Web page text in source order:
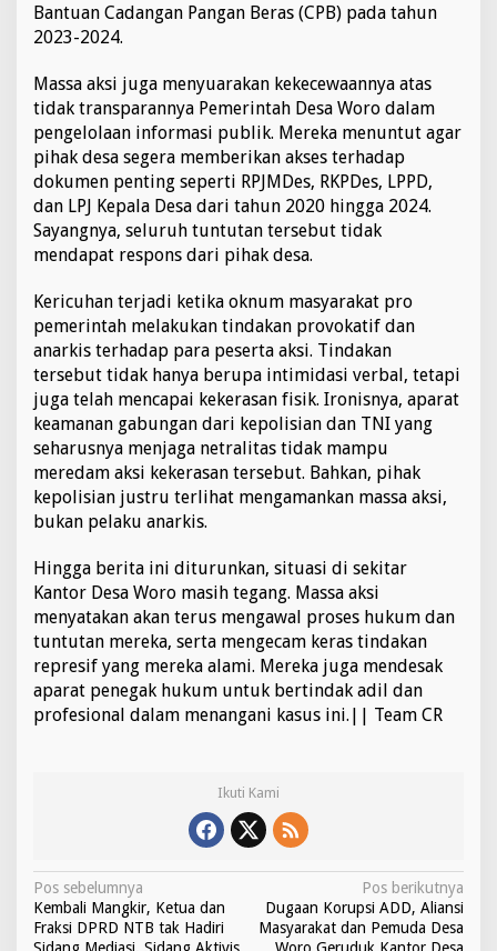
r
i
r
R
i
u
h
A
k
a
t
T
i
n
d
a
k
a
n
r
k
i
O
k
n
u
y
r
a
a
t
Bantuan Cadangan Pangan Beras (CPB) pada tahun
2023-2024.
Massa aksi juga menyuarakan kekecewaannya atas
tidak transparannya Pemerintah Desa Woro dalam
pengelolaan informasi publik. Mereka menuntut agar
pihak desa segera memberikan akses terhadap
dokumen penting seperti RPJMDes, RKPDes, LPPD,
dan LPJ Kepala Desa dari tahun 2020 hingga 2024.
Sayangnya, seluruh tuntutan tersebut tidak
mendapat respons dari pihak desa.
Kericuhan terjadi ketika oknum masyarakat pro
pemerintah melakukan tindakan provokatif dan
anarkis terhadap para peserta aksi. Tindakan
tersebut tidak hanya berupa intimidasi verbal, tetapi
juga telah mencapai kekerasan fisik. Ironisnya, aparat
keamanan gabungan dari kepolisian dan TNI yang
seharusnya menjaga netralitas tidak mampu
meredam aksi kekerasan tersebut. Bahkan, pihak
kepolisian justru terlihat mengamankan massa aksi,
bukan pelaku anarkis.
Hingga berita ini diturunkan, situasi di sekitar
Kantor Desa Woro masih tegang. Massa aksi
menyatakan akan terus mengawal proses hukum dan
tuntutan mereka, serta mengecam keras tindakan
represif yang mereka alami. Mereka juga mendesak
aparat penegak hukum untuk bertindak adil dan
profesional dalam menangani kasus ini.|| Team CR
Ikuti Kami
N
a
Pos sebelumnya
Kembali Mangkir, Ketua dan
Fraksi DPRD NTB tak Hadiri
Pos berikutnya
Dugaan Korupsi ADD, Aliansi
Masyarakat dan Pemuda Desa